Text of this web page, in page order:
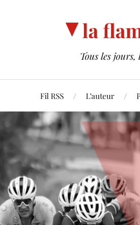
la
Tous les
Fil RSS L’auteur